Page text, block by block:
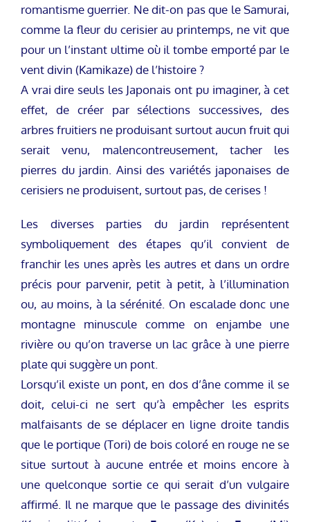
romantisme guerrier. Ne dit-on pas que le Samurai,
comme la fleur du cerisier au printemps, ne vit que
pour un l’instant ultime où il tombe emporté par le
vent divin (Kamikaze) de l’histoire ?
A vrai dire seuls les Japonais ont pu imaginer, à cet
effet, de créer par sélections successives, des
arbres fruitiers ne produisant surtout aucun fruit qui
serait venu, malencontreusement, tacher les
pierres du jardin. Ainsi des variétés japonaises de
cerisiers ne produisent, surtout pas, de cerises !
Les diverses parties du jardin représentent
symboliquement des étapes qu’il convient de
franchir les unes après les autres et dans un ordre
précis pour parvenir, petit à petit, à l’illumination
ou, au moins, à la sérénité. On escalade donc une
montagne minuscule comme on enjambe une
rivière ou qu’on traverse un lac grâce à une pierre
plate qui suggère un pont.
Lorsqu’il existe un pont, en dos d’âne comme il se
doit, celui-ci ne sert qu’à empêcher les esprits
malfaisants de se déplacer en ligne droite tandis
que le portique (Tori) de bois coloré en rouge ne se
situe surtout à aucune entrée et moins encore à
une quelconque sortie ce qui serait d’un vulgaire
affirmé. Il ne marque que le passage des divinités